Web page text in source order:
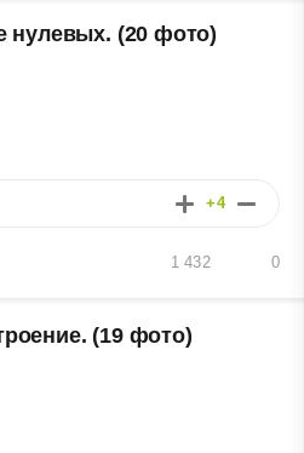
нулевых. (20 фото)
+4
0
1 432
(19 фото)